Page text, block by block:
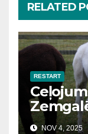
RELATED
RESTART
NOV 4, 2025